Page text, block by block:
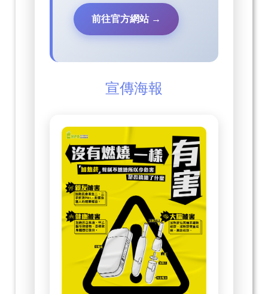
前往官方網站 →
宣傳海報